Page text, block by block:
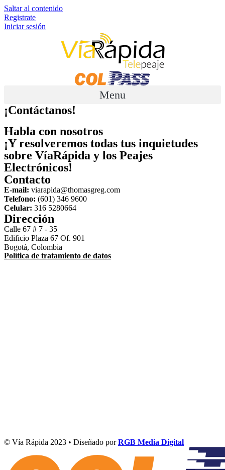
Saltar al contenido
Registrate
Iniciar sesión
Menu
¡Contáctanos!
Habla con nosotros
¡Y resolveremos todas tus inquietudes
sobre VíaRápida y los Peajes
Electrónicos!
Contacto
E-mail: viarapida@thomasgreg.com
Telefono: (601) 346 9600
Celular: 316 5280664
Dirección
Calle 67 # 7 - 35
Edificio Plaza 67 Of. 901
Bogotá, Colombia
Política de tratamiento de datos
© Vía Rápida 2023 • Diseñado porRGB Media Digital